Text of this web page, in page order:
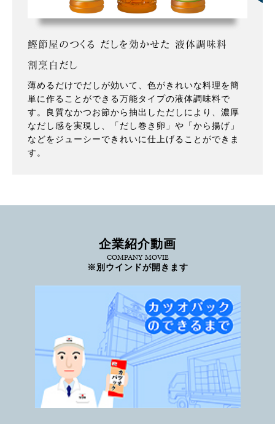
鰹節屋のつくる だしを効かせた 液体調味料
割烹白だし
薄めるだけでだしが効いて、色がきれいな料理を簡
単に作ることができる万能タイプの液体調味料で
す。良質なかつお節から抽出しただしにより、濃厚
なだし感を実現し、「だし巻き卵」や「から揚げ」
などをジューシーできれいに仕上げることができま
す。
企業紹介動画
COMPANY MOVIE
※別ウインドが開きます